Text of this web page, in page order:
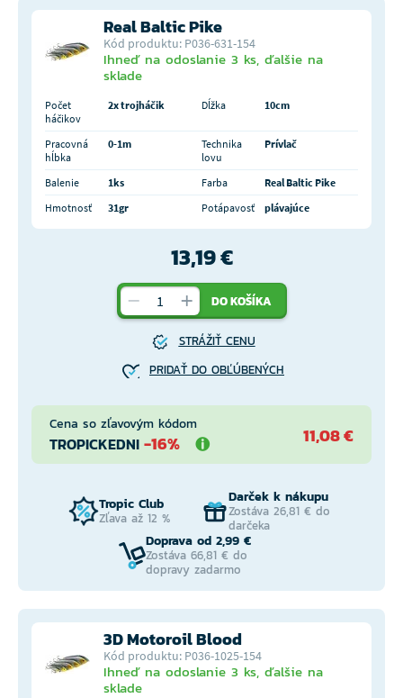
Real Baltic Pike
Kód produktu: P036-631-154
Ihneď na odoslanie 3 ks, ďalšie na
sklade
Počet
háčikov
2x trojháčik Dĺžka 10cm
Pracovná
hĺbka
0-1m
Technika
lovu
Prívlač
Balenie 1ks Farba
Real Baltic Pike
Hmotnosť
31gr Potápavosť plávajúce
13,19 €
DO KOŠÍKA
STRÁŽIŤ CENU
PRIDAŤ DO OBĽÚBENÝCH
Cena so zľavovým kódom
TROPICKEDNI -16% 11,08 €
Tropic Club
Zľava až 12 %
Darček k nákupu
Zostáva 26,81 € do
darčeka
Doprava od 2,99 €
Zostáva 66,81 € do
dopravy zadarmo
3D Motoroil Blood
Kód produktu: P036-1025-154
Ihneď na odoslanie 3 ks, ďalšie na
sklade